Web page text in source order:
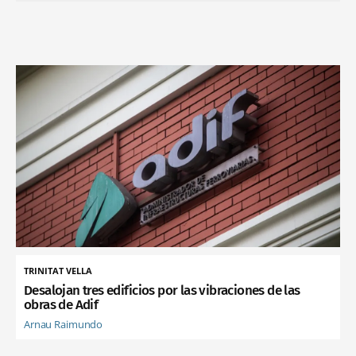
TRINITAT VELLA
Desalojan tres edificios por las vibraciones de las
obras de Adif
Arnau Raimundo